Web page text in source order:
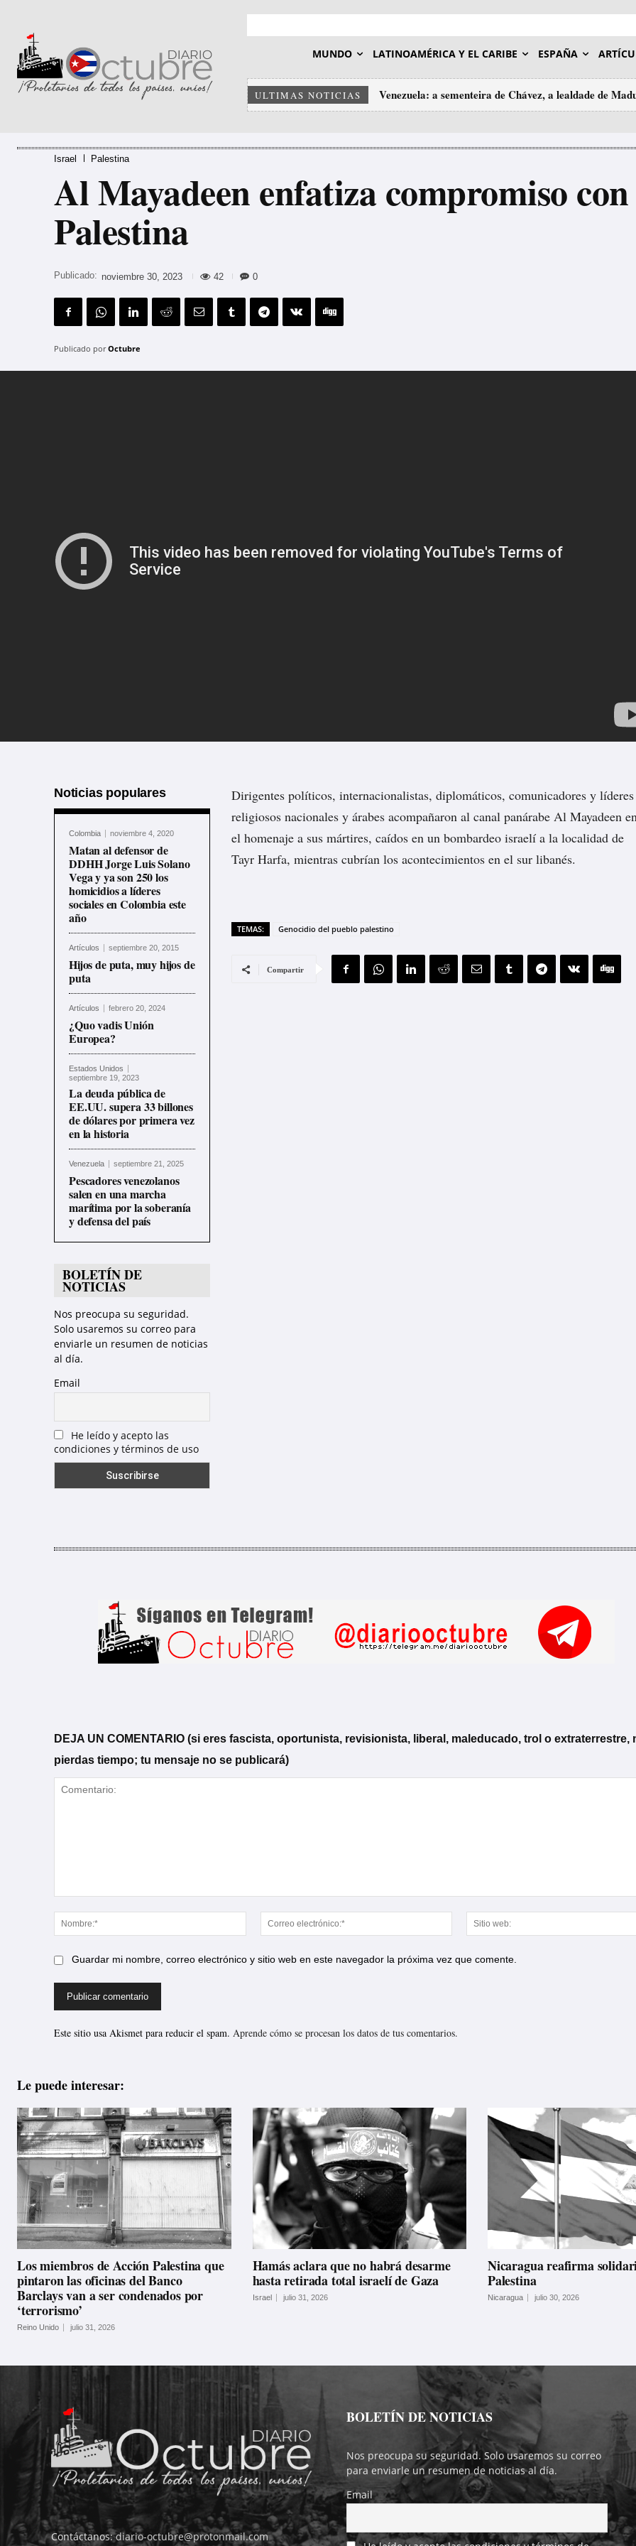
MUNDO LATINOAMÉRICA Y EL CARIBE ESPAÑA
ULTIMAS NOTICIAS
Venezuela: a sementeira de Chávez, a lealdade de
imos esquecer
Estados Unidos ha agotado sus arsenales de misiles
Israel Palestina
Al Mayadeen enfatiza compromiso
Palestina
Publicado: noviembre 30, 2023 42 0
Publicado por Octubre
Noticias populares
Colombia noviembre 4, 2020
Matan al defensor de
DDHH Jorge Luis Solano
Vega y ya son 250 los
homicidios a líderes
sociales en Colombia este
año
Artículos septiembre 20, 2015
Hijos de puta, muy hijos de
puta
Artículos febrero 20, 2024
¿Quo vadis Unión
Europea?
Estados Unidos
septiembre 19, 2023
La deuda pública de
EE.UU. supera 33 billones
de dólares por primera vez
en la historia
Venezuela septiembre 21, 2025
Pescadores venezolanos
salen en una marcha
marítima por la soberanía
y defensa del país
BOLETÍN DE
NOTICIAS
Nos preocupa su seguridad.
Solo usaremos su correo para
enviarle un resumen de noticias
al día.
Email
He leído y acepto las
condiciones y términos de uso
Dirigentes políticos, internacionalistas, diplomáticos, comunicadores y líderes
religiosos nacionales y árabes acompañaron al canal panárabe Al Mayadeen
el homenaje a sus mártires, caídos en un bombardeo israelí a la localidad de
Tayr Harfa, mientras cubrían los acontecimientos en el sur libanés.
TEMAS: Genocidio del pueblo palestino
Compartir
DEJA UN COMENTARIO (si eres fascista, oportunista, revisionista, liberal, maleducado, trol o extraterrestre,
pierdas tiempo; tu mensaje no se publicará)
Nombre:*
Correo
electrónico:*
Guardar mi nombre, correo electrónico y sitio web en este navegador la próxima vez que comente.
Este sitio usa Akismet para reducir el spam. Aprende cómo se procesan los datos de tus comentarios.
Le puede interesar:
Los miembros de Acción Palestina que
pintaron las oficinas del Banco
Barclays van a ser condenados por
‘terrorismo’
Reino Unido julio 31, 2026
Hamás aclara que no habrá desarme
hasta retirada total israelí de Gaza
Israel julio 31, 2026
Nicaragua reafirma
Palestina
Nicaragua julio 30, 2026
Contáctanos:diario-octubre@protonmail.com
BOLETÍN DE NOTICIAS
Nos preocupa su seguridad. Solo usaremos su correo
para enviarle un resumen de noticias al día.
Email